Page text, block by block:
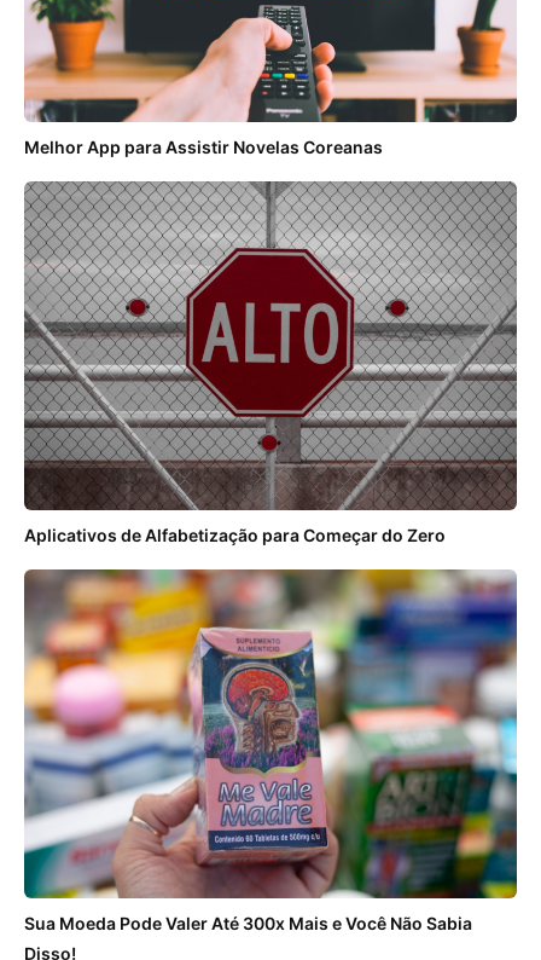
Melhor App para Assistir Novelas Coreanas
Aplicativos de Alfabetização para Começar do Zero
Sua Moeda Pode Valer Até 300x Mais e Você Não Sabia
Disso!